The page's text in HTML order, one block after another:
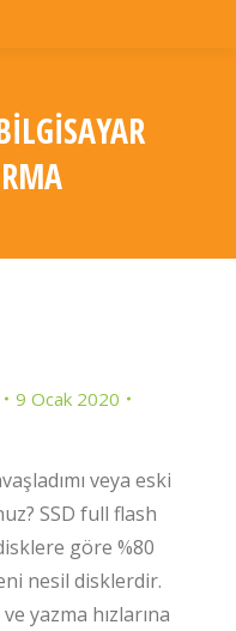
9 Ocak 2020
veya eski
SSD full flash
göre %80
nesil disklerdir.
yazma hızlarına